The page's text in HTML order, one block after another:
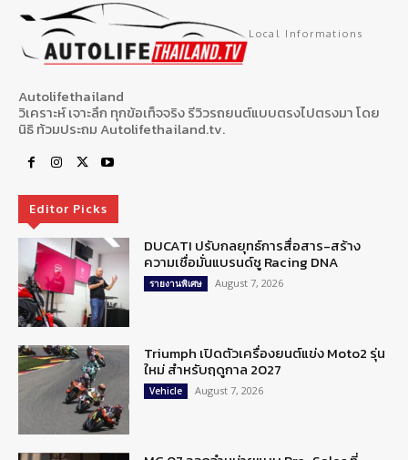
Local Informations
Autolifethailand
วิเคราะห์ เจาะลึก ทุกข้อเท็จจริง รีวิวรถยนต์แบบตรงไปตรงมา โดย
นิธิ ท้วมประถม Autolifethailand.tv.
Editor Picks
DUCATI ปรับกลยุทธ์การสื่อสาร-สร้าง
ความเชื่อมั่นแบรนด์ชู Racing DNA
รายงานพิเศษ August 7, 2026
Triumph เปิดตัวเครื่องยนต์แข่ง Moto2 รุ่น
ใหม่ สำหรับฤดูกาล 2027
Vehicle August 7, 2026